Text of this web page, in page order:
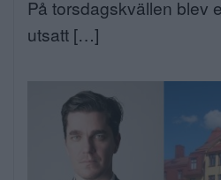
På torsdagskvällen blev
utsatt […]